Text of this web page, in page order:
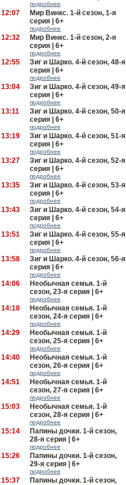
подробнее
12:07
Мир Винкс. 1-й сезон, 1-я
серия | 6+
подробнее
12:32
Мир Винкс. 1-й сезон, 2-я
серия | 6+
подробнее
12:55
Зиг и Шарко. 4-й сезон, 48-я
серия | 6+
подробнее
13:04
Зиг и Шарко. 4-й сезон, 49-я
серия | 6+
подробнее
13:11
Зиг и Шарко. 4-й сезон, 50-я
серия | 6+
подробнее
13:19
Зиг и Шарко. 4-й сезон, 51-я
серия | 6+
подробнее
13:27
Зиг и Шарко. 4-й сезон, 52-я
серия | 6+
подробнее
13:35
Зиг и Шарко. 4-й сезон, 53-я
серия | 6+
подробнее
13:43
Зиг и Шарко. 4-й сезон, 54-я
серия | 6+
подробнее
13:51
Зиг и Шарко. 4-й сезон, 55-я
серия | 6+
подробнее
13:58
Зиг и Шарко. 4-й сезон, 56-я
серия | 6+
подробнее
14:06
Необычная семья. 1-й
сезон, 23-я серия | 6+
подробнее
14:18
Необычная семья. 1-й
сезон, 24-я серия | 6+
подробнее
14:29
Необычная семья. 1-й
сезон, 25-я серия | 6+
подробнее
14:40
Необычная семья. 1-й
сезон, 26-я серия | 6+
подробнее
14:51
Необычная семья. 1-й
сезон, 27-я серия | 6+
подробнее
15:03
Необычная семья. 1-й
сезон, 28-я серия | 6+
подробнее
15:14
Папины дочки. 1-й сезон,
28-я серия | 6+
подробнее
15:26
Папины дочки. 1-й сезон,
29-я серия | 6+
подробнее
15:37
Папины дочки. 1-й сезон,